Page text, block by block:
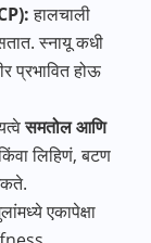
हालचाली
स्नायू कधी
प्रभावित होऊ
समतोल आणि
लिहिणं, बटण
एकापेक्षा